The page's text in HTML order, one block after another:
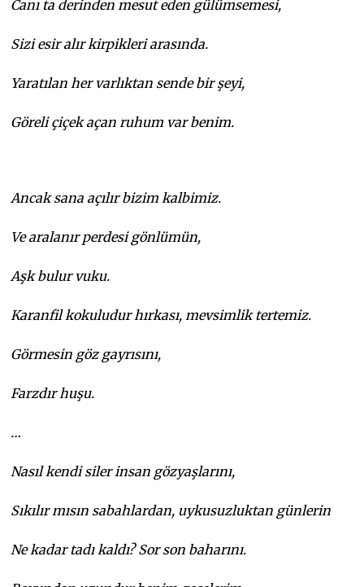
Canı ta derinden mesut eden gülümsemesi,
Sizi esir alır kirpikleri arasında.
Yaratılan her varlıktan sende bir şeyi,
Göreli çiçek açan ruhum var benim.
Ancak sana açılır bizim kalbimiz.
Ve aralanır perdesi gönlümün,
Aşk bulur vuku.
Karanfil kokuludur hırkası, mevsimlik tertemiz.
Görmesin göz gayrısını,
Farzdır huşu.
…
Nasıl kendi siler insan gözyaşlarını,
Sıkılır mısın sabahlardan, uykusuzluktan günlerin
Ne kadar tadı kaldı? Sor son baharını.